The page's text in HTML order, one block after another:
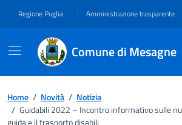
Regione Puglia Amministrazione trasparente
Comune di Mesagne
Home / Novità / Notizia
/ Guidabili 2022 – Incontro informativo sulle
guida e il trasporto disabili